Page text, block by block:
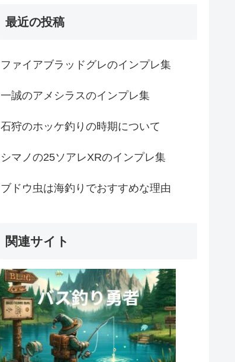
最近の投稿
ファイアブラッドグレのインプレ集
一誠のアメシラスのインプレ集
石狩のホッケ釣りの時期について
シマノの25ソアレXRのインプレ集
ブドウ虫は海釣りでおすすめな理由
関連サイト